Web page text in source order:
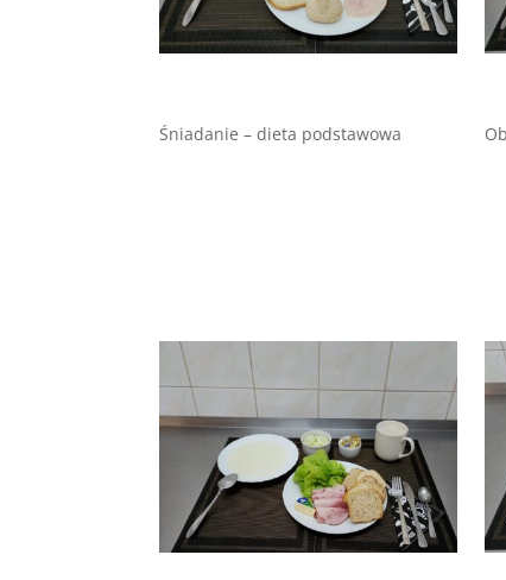
Śniadanie – dieta podstawowa